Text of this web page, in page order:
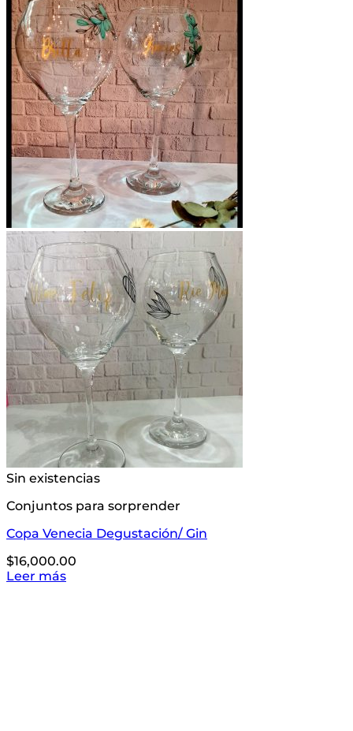
Sin existencias
Conjuntos para sorprender
Copa Venecia Degustación/ Gin
$16,000.00
Leer más